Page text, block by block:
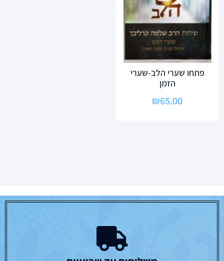
פתחו שערי הלב-שערי
הזמן
₪65.00